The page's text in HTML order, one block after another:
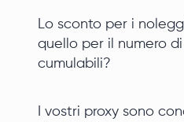
Lo sconto per i
quello per il numero
cumulabili?
I vostri proxy sono